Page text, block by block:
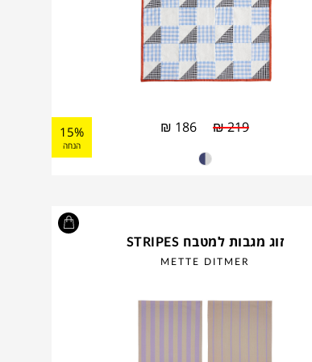
₪219
₪ 186
15%
הנחה
זוג מגבות למטבח STRIPES
METTE DITMER